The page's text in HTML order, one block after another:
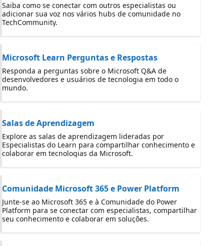
Saiba como se conectar com outros especialistas ou
adicionar sua voz nos vários hubs de comunidade no
TechCommunity.
Microsoft Learn Perguntas e Respostas
Responda a perguntas sobre o Microsoft Q&A de
desenvolvedores e usuários de tecnologia em todo o
mundo.
Salas de Aprendizagem
Explore as salas de aprendizagem lideradas por
Especialistas do Learn para compartilhar conhecimento e
colaborar em tecnologias da Microsoft.
Comunidade Microsoft 365 e Power Platform
Junte-se ao Microsoft 365 e à Comunidade do Power
Platform para se conectar com especialistas, compartilhar
seu conhecimento e colaborar em soluções.